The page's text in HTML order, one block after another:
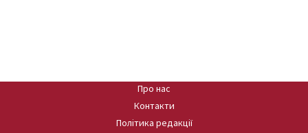
Про нас
Контакти
Політика редакції